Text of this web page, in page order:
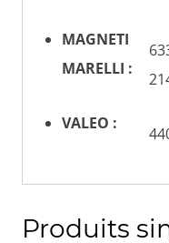
MAGNETI
MARELLI :
VALEO :
Produits